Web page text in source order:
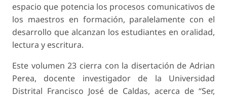
espacio que potencia los procesos comunicativos de
los maestros en formación, paralelamente con el
desarrollo que alcanzan los estudiantes en oralidad,
lectura y escritura.
Este volumen 23 cierra con la disertación de Adrian
Perea, docente investigador de la Universidad
Distrital Francisco José de Caldas, acerca de “Ser,